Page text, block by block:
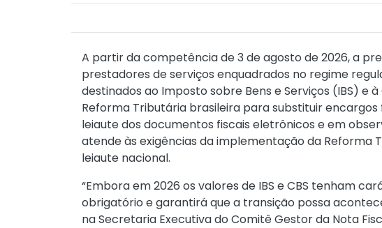
A partir da competência de 3 de agosto de 2026, a
prestadores de serviços enquadrados no regime
destinados ao Imposto sobre Bens e Serviços (IBS) e
Reforma Tributária brasileira para substituir
leiaute dos documentos fiscais eletrônicos e em
atende às exigências da implementação da Reforma
leiaute nacional.
“Embora em 2026 os valores de IBS e CBS tenham
obrigatório e garantirá que a transição possa
na Secretaria Executiva do Comitê Gestor da Nota